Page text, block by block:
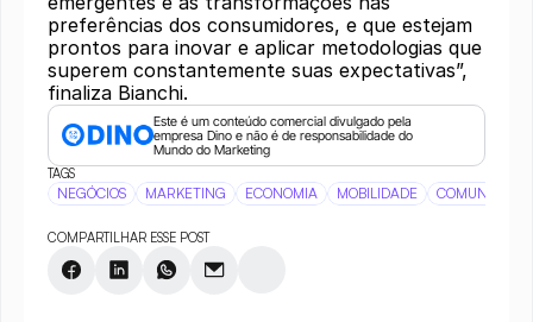
preferências dos consumidores, e que estejam
prontos para inovar e aplicar metodologias que
superem constantemente suas expectativas”,
finaliza Bianchi.
Este é um conteúdo comercial divulgado pela
empresa Dino e não é de responsabilidade do
Mundo do Marketing
TAGS
NEGÓCIOS MARKETING ECONOMIA MOBILIDADE
COMPARTILHAR ESSE POST